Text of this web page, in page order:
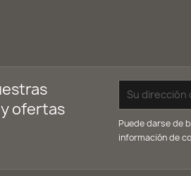
ofertas
Puede darse de
información de